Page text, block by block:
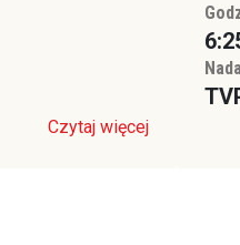
Czytaj więcej